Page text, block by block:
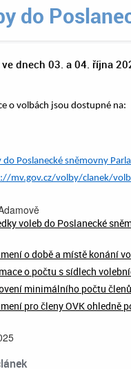
do
dnech 03. a 04. října
o volbách jsou dostupné na:
do Poslanecké sněmovny
mv.gov.cz/volby/clanek/
voleb do Poslanecké
o době a místě konání
o počtu s sídlech
minimálního počtu
pro členy OVK ohledně